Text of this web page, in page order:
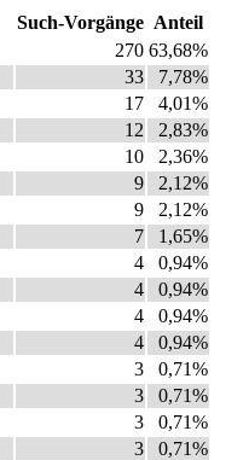
Such-Vorgänge Anteil
270 63,68%
33
7,78%
17
4,01%
12
2,83%
10
2,36%
9
2,12%
9
2,12%
7
1,65%
4
0,94%
4
0,94%
4
0,94%
4
0,94%
3
0,71%
3
0,71%
3
0,71%
3
0,71%